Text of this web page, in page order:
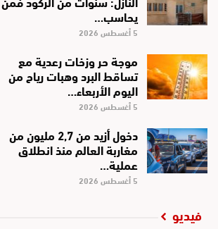
يحاسب…
5 أغسطس 2026
موجة حر وزخات رعدية مع
تساقط البرد وهبات رياح من
اليوم الأربعاء…
5 أغسطس 2026
دخول أزيد من 2,7 مليون من
مغاربة العالم منذ انطلاق
عملية…
5 أغسطس 2026
فيديو